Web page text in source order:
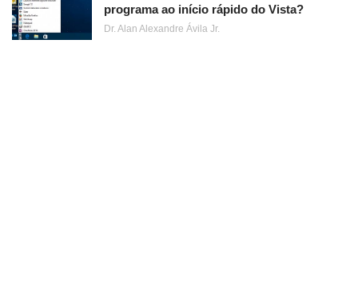
programa ao início rápido do Vista?
Dr. Alan Alexandre Ávila Jr.